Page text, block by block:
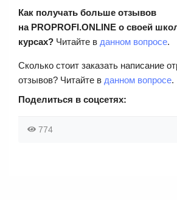
Как получать больше отзывов
на PROPROFI.ONLINE о своей
курсах? Читайте в данном вопросе.
Сколько стоит заказать написание
отзывов? Читайте в данном вопросе.
Поделиться в соцсетях:
774